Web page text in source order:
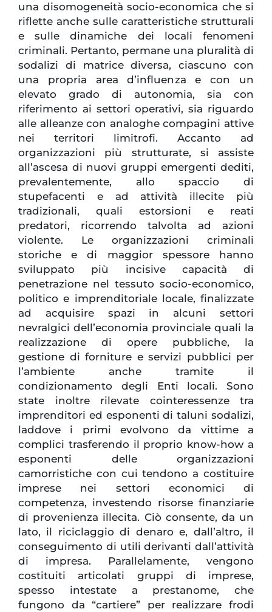
una disomogeneità socio-economica che si
riflette anche sulle caratteristiche strutturali
e sulle dinamiche dei locali fenomeni
criminali. Pertanto, permane una pluralità di
sodalizi di matrice diversa, ciascuno con
una propria area d’influenza e con un
elevato grado di autonomia, sia con
riferimento ai settori operativi, sia riguardo
alle alleanze con analoghe compagini attive
nei territori limitrofi. Accanto ad
organizzazioni più strutturate, si assiste
all’ascesa di nuovi gruppi emergenti dediti,
prevalentemente, allo spaccio di
stupefacenti e ad attività illecite più
tradizionali, quali estorsioni e reati
predatori, ricorrendo talvolta ad azioni
violente. Le organizzazioni criminali
storiche e di maggior spessore hanno
sviluppato più incisive capacità di
penetrazione nel tessuto socio-economico,
politico e imprenditoriale locale, finalizzate
ad acquisire spazi in alcuni settori
nevralgici dell’economia provinciale quali la
realizzazione di opere pubbliche, la
gestione di forniture e servizi pubblici per
l’ambiente anche tramite il
condizionamento degli Enti locali. Sono
state inoltre rilevate cointeressenze tra
imprenditori ed esponenti di taluni sodalizi,
laddove i primi evolvono da vittime a
complici trasferendo il proprio know-how a
esponenti delle organizzazioni
camorristiche con cui tendono a costituire
imprese nei settori economici di
competenza, investendo risorse finanziarie
di provenienza illecita. Ciò consente, da un
lato, il riciclaggio di denaro e, dall’altro, il
conseguimento di utili derivanti dall’attività
di impresa. Parallelamente, vengono
costituiti articolati gruppi di imprese,
spesso intestate a prestanome, che
fungono da “cartiere” per realizzare frodi